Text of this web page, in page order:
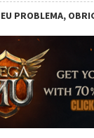
PROBLEMA,